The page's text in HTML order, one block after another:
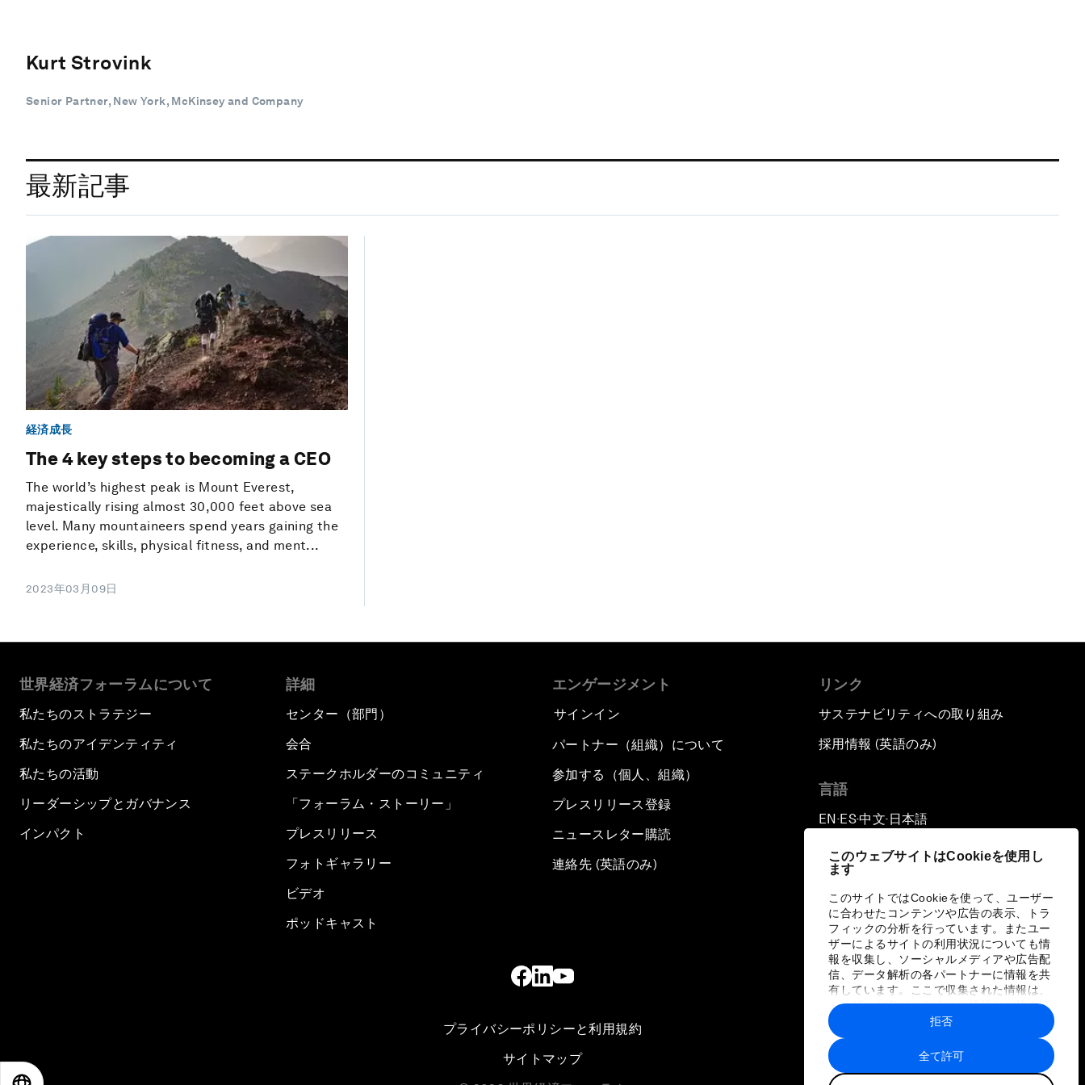
このウェブサイトはCookieを使用し
ます
このサイトではCookieを使って、ユーザー
に合わせたコンテンツや広告の表示、トラ
フィックの分析を行っています。またユー
ザーによるサイトの利用状況についても情
報を収集し、ソーシャルメディアや広告配
信、データ解析の各パートナーに情報を共
有しています。ここで収集された情報は、
ユーザーが各パートナーに提供した他の情
報や各パートナーのサービスを使用した際
に収集された情報と組み合わされ、各パー
トナーによって使用されることがありま
す。
全て許可
拒否
Kurt Strovink
Senior Partner, New York, McKinsey and Company
最新記事
経済成長
The 4 key steps to becoming a CEO
The world’s highest peak is Mount Everest,
majestically rising almost 30,000 feet above sea
level. Many mountaineers spend years gaining the
experience, skills, physical fitness, and ment...
2023年03月09日
世界経済フォーラムについて
私たちのストラテジー
私たちのアイデンティティ
私たちの活動
リーダーシップとガバナンス
インパクト
詳細
センター（部門）
会合
ステークホルダーのコミュニティ
「フォーラム・ストーリー」
プレスリリース
フォトギャラリー
ビデオ
ポッドキャスト
エンゲージメント
サインイン
パートナー（組織）について
参加する（個人、組織）
プレスリリース登録
ニュースレター購読
連絡先 (英語のみ)
リンク
サステナビリティへの取り組み
採用情報 (英語のみ)
言語
EN ▪ ES▪中文▪ 日本語
プライバシーポリシーと利用規約
サイトマップ